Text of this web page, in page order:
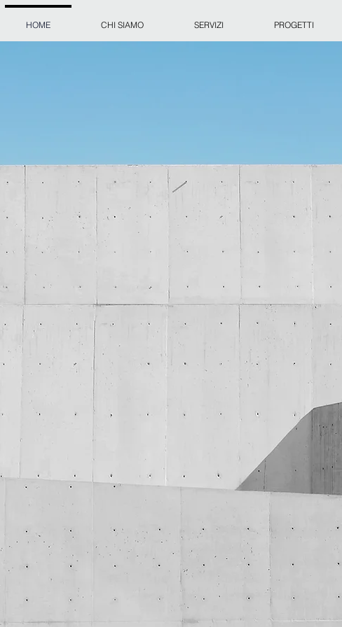
HOME CHI SIAMO SERVIZI PROGETTI